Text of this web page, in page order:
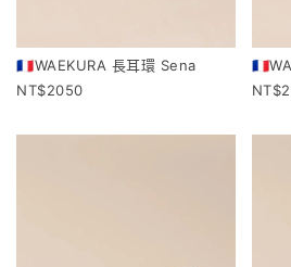
🇫🇷WAEKURA 長耳環 Sena
2050